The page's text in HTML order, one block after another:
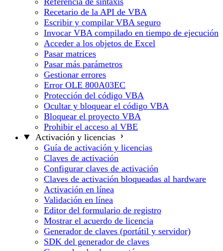
Recetario de la API de VBA
Escribir y compilar VBA seguro
Invocar VBA compilado en tiempo de ejecución
Acceder a los objetos de Excel
Pasar matrices
Pasar más parámetros
Gestionar errores
Error OLE 800A03EC
Protección del código VBA
Ocultar y bloquear el código VBA
Bloquear el proyecto VBA
Prohibir el acceso al VBE
Activación y licencias
Guía de activación y licencias
Claves de activación
Configurar claves de activación
Claves de activación bloqueadas al hardware
Activación en línea
Validación en línea
Editor del formulario de registro
Mostrar el acuerdo de licencia
Generador de claves (portátil y servidor)
SDK del generador de claves